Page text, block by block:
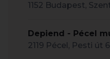
1152 Budapest,
Depiend - Pécel
2119 Pécel, Pesti út